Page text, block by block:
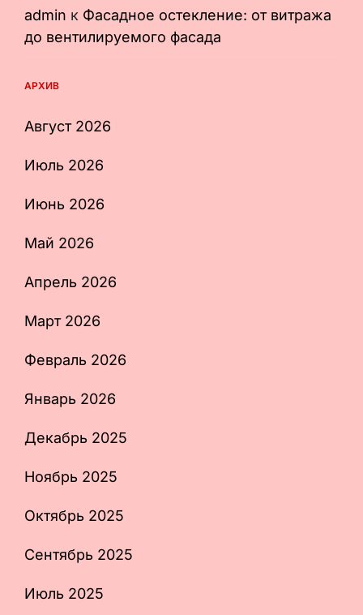
admin к Фасадное остекление: от витража
до вентилируемого фасада
АРХИВ
Август 2026
Июль 2026
Июнь 2026
Май 2026
Апрель 2026
Март 2026
Февраль 2026
Январь 2026
Декабрь 2025
Ноябрь 2025
Октябрь 2025
Сентябрь 2025
Июль 2025